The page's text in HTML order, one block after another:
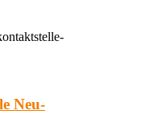
Neu-